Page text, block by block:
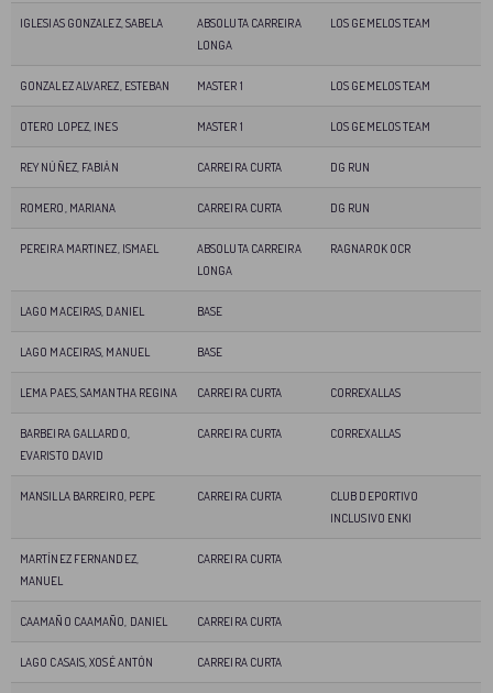
IGLESIAS GONZALEZ, SABELA
ABSOLUTA CARREIRA
LONGA
LOS GEMELOS TEAM
GONZALEZ ALVAREZ, ESTEBAN MASTER 1 LOS GEMELOS TEAM
OTERO LOPEZ, INES MASTER 1 LOS GEMELOS TEAM
REY NÚÑEZ, FABIÁN CARREIRA CURTA DG RUN
ROMERO, MARIANA CARREIRA CURTA DG RUN
PEREIRA MARTINEZ, ISMAEL
ABSOLUTA CARREIRA
LONGA
RAGNAROK OCR
LAGO MACEIRAS, DANIEL BASE
LAGO MACEIRAS, MANUEL BASE
LEMA PAES, SAMANTHA REGINA CARREIRA CURTA CORREXALLAS
BARBEIRA GALLARDO,
EVARISTO DAVID
CARREIRA CURTA CORREXALLAS
MANSILLA BARREIRO, PEPE CARREIRA CURTA
CLUB DEPORTIVO
INCLUSIVO ENKI
MARTÍNEZ FERNANDEZ,
MANUEL
CARREIRA CURTA
CAAMAÑO CAAMAÑO, DANIEL CARREIRA CURTA
LAGO CASAIS, XOSÉ ANTÓN CARREIRA CURTA